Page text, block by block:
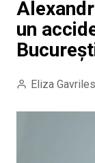
un
Eliza